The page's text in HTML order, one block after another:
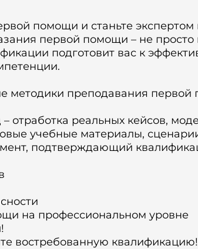
помощи и станьте
первой помощи – не
подготовит вас к
методики преподавания
отработка реальных кейсов,
учебные материалы,
подтверждающий
на профессиональном уровне
востребованную квалификацию!